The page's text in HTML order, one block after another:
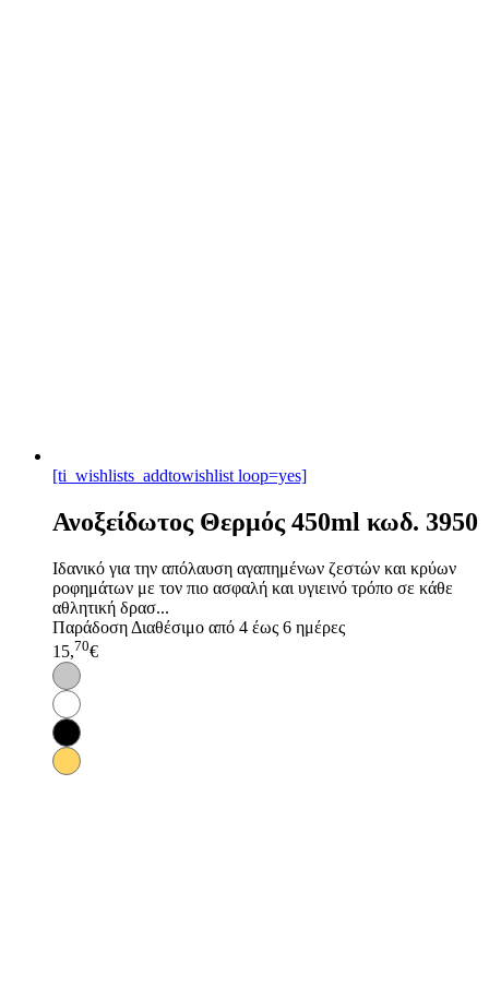
[ti_wishlists_addtowishlist loop=yes]
Ανοξείδωτος Θερμός 450ml κωδ. 3950
Ιδανικό για την απόλαυση αγαπημένων ζεστών και κρύων
ροφημάτων με τον πιο ασφαλή και υγιεινό τρόπο σε κάθε
αθλητική δρασ...
Παράδοση Διαθέσιμο από 4 έως 6 ημέρες
15,70€